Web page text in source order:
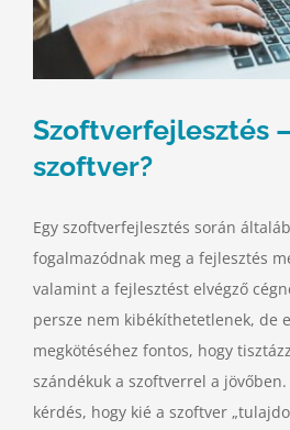
Szoftverfejlesztés
szoftver?
Egy szoftverfejlesztés során
fogalmazódnak meg a fejlesztés
valamint a fejlesztést elvégző
persze nem kibékíthetetlenek, de
megkötéséhez fontos, hogy
szándékuk a szoftverrel a
kérdés, hogy kié a szoftver